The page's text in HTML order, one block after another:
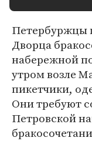
Петербуржцы
Дворца
набережной
утром возле
пикетчики,
Они требуют
Петровской